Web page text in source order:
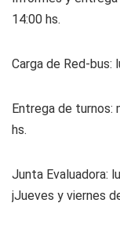
14:00 hs.
Carga de Red-bus:
Entrega de turnos:
hs.
Junta Evaluadora:
jJueves y viernes